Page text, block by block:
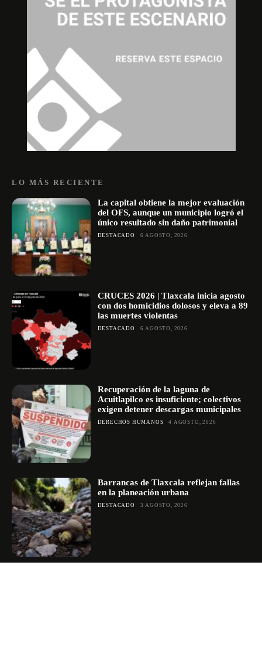
LO MÁS RECIENTE
La capital obtiene la mejor evaluación
del OFS, aunque un municipio logró el
único resultado sin daño patrimonial
DESTACADO 6 AGOSTO, 2026
CRUCES 2026 | Tlaxcala inicia agosto
con dos homicidios dolosos y eleva a 89
las muertes violentas
DESTACADO 6 AGOSTO, 2026
Recuperación de la laguna de
Acuitlapilco es insuficiente; colectivos
exigen detener descargas municipales
DERECHOS HUMANOS 4 AGOSTO, 2026
Barrancas de Tlaxcala reflejan fallas
en la planeación urbana
DESTACADO 3 AGOSTO, 2026